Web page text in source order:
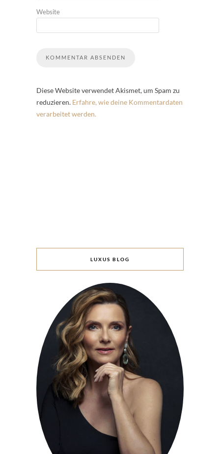
Website
Diese Website verwendet Akismet, um Spam zu
reduzieren. Erfahre, wie deine Kommentardaten
verarbeitet werden.
LUXUS BLOG